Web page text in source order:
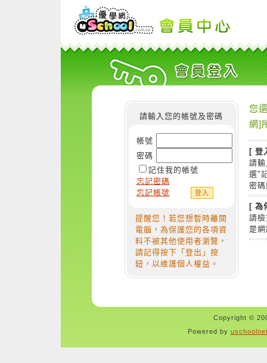
請輸入您的帳號及密碼
帳號
密碼
記住我的帳號
忘記密碼
忘記帳號
提醒您！若您想暫時離開
電腦，為保護您的各項資
料不被其他使用者瀏覽，
請記得按下「登出」按
鈕，以維護個人權益。
您
網]
[ 登
請
選"
密
[ 為
請
是
Copyright ©
Powered by